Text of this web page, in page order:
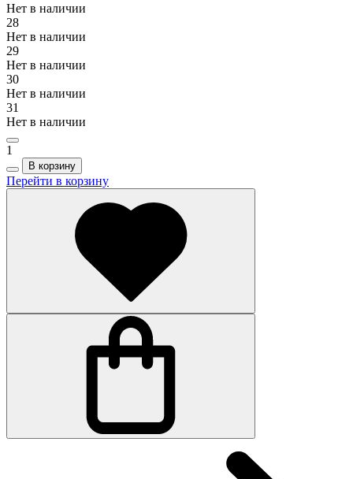
Нет в наличии
28
Нет в наличии
29
Нет в наличии
30
Нет в наличии
31
Нет в наличии
1
В корзину
Перейти в корзину